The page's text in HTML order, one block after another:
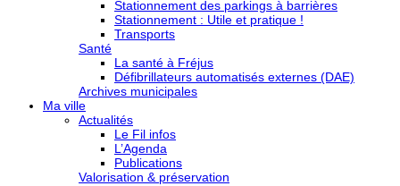
Stationnement des parkings à barrières
Stationnement : Utile et pratique !
Transports
Santé
La santé à Fréjus
Défibrillateurs automatisés externes (DAE)
Archives municipales
Ma ville
Actualités
Le Fil infos
L’Agenda
Publications
Valorisation & préservation